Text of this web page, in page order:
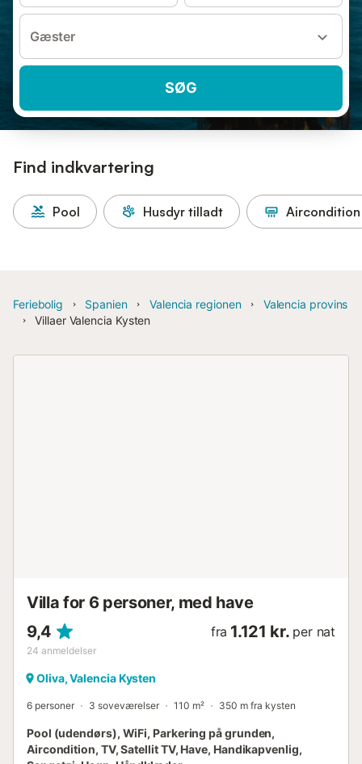
Gæster
SØG
Find indkvartering
Pool Husdyr tilladt Aircondition
Feriebolig Spanien Valencia regionen
Valencia provins
Villaer Valencia Kysten
Villa for 6 personer, med have
9,4
24 anmeldelser
fra 1.121 kr. per nat
Oliva, Valencia Kysten
6 personer 3 soveværelser 110 m² 350 m fra kysten
Pool (udendørs), WiFi, Parkering på grunden,
Aircondition, TV, Satellit TV, Have, Handikapvenlig,